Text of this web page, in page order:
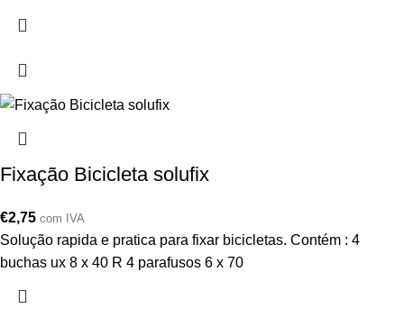
Fixação Bicicleta solufix
€2,75 com IVA
Solução rapida e pratica para fixar bicicletas. Contém : 4
buchas ux 8 x 40 R 4 parafusos 6 x 70